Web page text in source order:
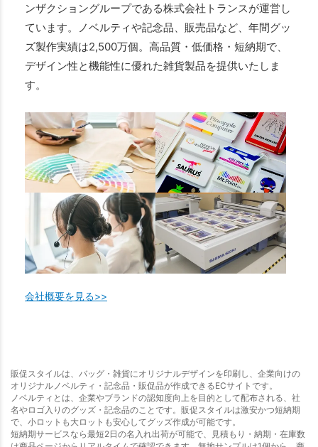
ンザクショングループである株式会社トランスが運営し
ています。ノベルティや記念品、販売品など、年間グッ
ズ製作実績は2,500万個。高品質・低価格・短納期で、
デザイン性と機能性に優れた雑貨製品を提供いたしま
す。
会社概要を見る>>
販促スタイルは、バッグ・雑貨にオリジナルデザインを印刷し、企業向けの
オリジナルノベルティ・記念品・販促品が作成できるECサイトです。
ノベルティとは、企業やブランドの認知度向上を目的として配布される、社
名やロゴ入りのグッズ・記念品のことです。販促スタイルは激安かつ短納期
で、小ロットも大ロットも安心してグッズ作成が可能です。
短納期サービスなら最短2日の名入れ出荷が可能で、見積もり・納期・在庫数